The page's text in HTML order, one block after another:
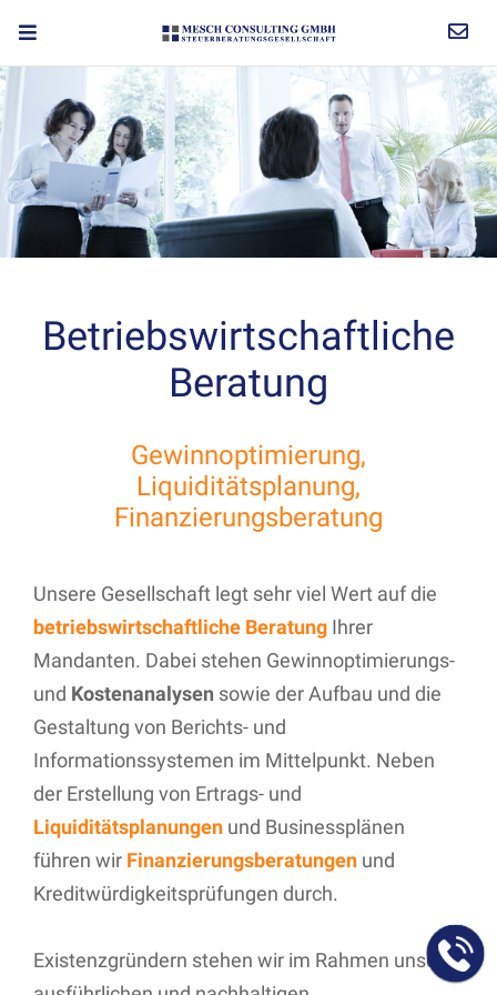
Betriebswirtschaftliche
Beratung
Gewinnoptimierung,
Liquiditätsplanung,
Finanzierungsberatung
Unsere Gesellschaft legt sehr viel Wert auf die
betriebswirtschaftliche Beratung Ihrer
Mandanten. Dabei stehen Gewinnoptimierungs-
und Kostenanalysen sowie der Aufbau und die
Gestaltung von Berichts- und
Informationssystemen im Mittelpunkt. Neben
der Erstellung von Ertrags- und
Liquiditätsplanungen und Businessplänen
führen wir Finanzierungsberatungen und
Kreditwürdigkeitsprüfungen durch.
Existenzgründern stehen wir im Rahmen unserer